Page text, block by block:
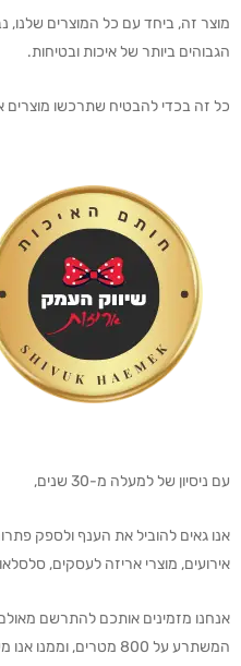
מוצר זה, ביחד עם כל המוצרים
הגבוהים ביותר של איכות ובטיחות.
כל זה בכדי להבטיח שתרכשו מוצרים
עם ניסיון של למעלה מ-30 שנים,
אנו גאים להוביל את הענף ולספק
אירועים, מוצרי אריזה לעסקים,
אנחנו מזמינים אותכם להתרשם
המשתרע על 800 מטרים,